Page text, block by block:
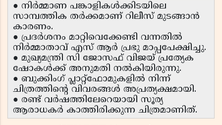
● നിർമ്മാണ പങ്കാളികൾക്കിടയിലെ
സാമ്പത്തിക തർക്കമാണ് റിലീസ് മുടങ്ങാൻ
കാരണം.
● പ്രദർശനം മാറ്റിവെക്കേണ്ടി വന്നതിൽ
നിർമ്മാതാവ് എസ് ആർ പ്രഭു മാപ്പപേക്ഷിച്ചു.
● മുഖ്യമന്ത്രി സി ജോസഫ് വിജയ് പ്രത്യേക
ഷോകൾക്ക് അനുമതി നൽകിയിരുന്നു.
● ബുക്കിംഗ് പ്ലാറ്റ്‌ഫോമുകളിൽ നിന്ന്
ചിത്രത്തിൻ്റെ വിവരങ്ങൾ അപ്രത്യക്ഷമായി.
● രണ്ട് വർഷത്തിലേറെയായി സൂര്യ
ആരാധകർ കാത്തിരിക്കുന്ന ചിത്രമാണിത്.